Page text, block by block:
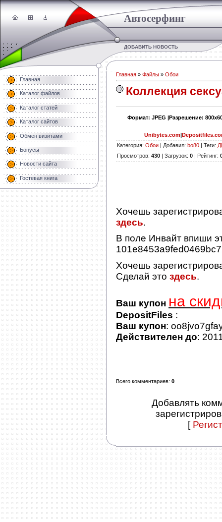
Автосерфинг
ДОБАВИТЬ НОВОСТЬ
Главная
Каталог файлов
Каталог статей
Каталог сайтов
Обмен визитами
Бонусы
Новости сайта
Гостевая книга
Главная » Файлы » Обои
Коллекция
Формат: JPEG |Разрешение:
Unibytes.com|
Категория: Обои | Добавил: bo80 | Теги:
Просмотров: 430 | Загрузок: 0 | Рейтинг:
Хочешь
здесь.
В поле Инвайт впиши
Хочешь
Сделай это здесь.
Ваш купон на
DepositFiles :
Ваш купон:
Действителен до:
Всего комментариев: 0
Добавлять
[